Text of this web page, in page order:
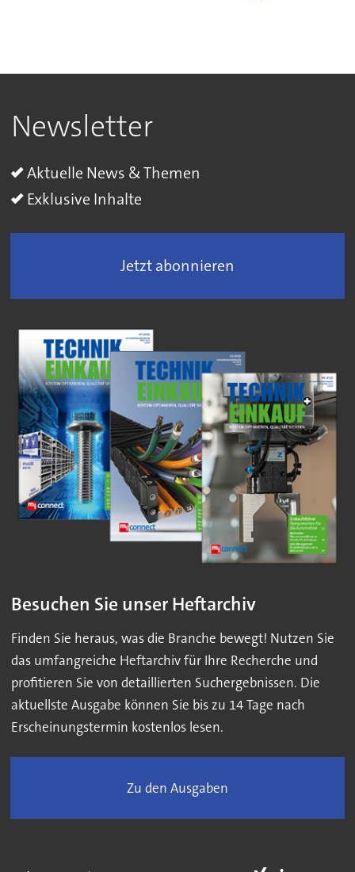
Newsletter
Aktuelle News & Themen
Exklusive Inhalte
Jetzt abonnieren
Besuchen Sie unser Heftarchiv
Finden Sie heraus, was die Branche bewegt! Nutzen Sie
das umfangreiche Heftarchiv für Ihre Recherche und
profitieren Sie von detaillierten Suchergebnissen. Die
aktuellste Ausgabe können Sie bis zu 14 Tage nach
Erscheinungstermin kostenlos lesen.
Zu den Ausgaben